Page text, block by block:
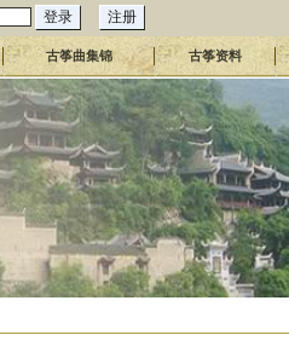
古筝曲集锦 古筝资料